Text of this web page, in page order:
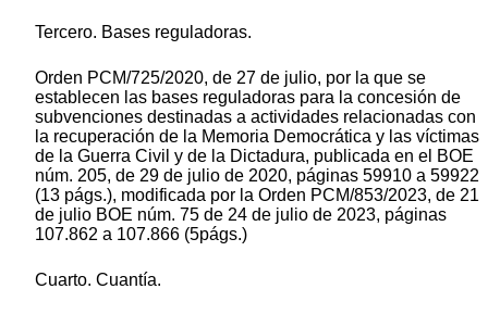
Tercero. Bases reguladoras.
Orden PCM/725/2020, de 27 de julio, por la que se
establecen las bases reguladoras para la concesión de
subvenciones destinadas a actividades relacionadas con
la recuperación de la Memoria Democrática y las víctimas
de la Guerra Civil y de la Dictadura, publicada en el BOE
núm. 205, de 29 de julio de 2020, páginas 59910 a 59922
(13 págs.), modificada por la Orden PCM/853/2023, de 21
de julio BOE núm. 75 de 24 de julio de 2023, páginas
107.862 a 107.866 (5págs.)
Cuarto. Cuantía.